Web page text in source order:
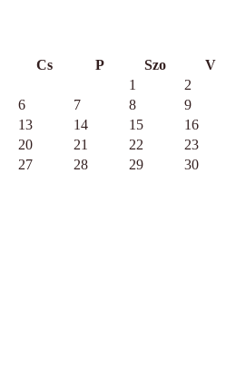
Cs P Szo
V
1
2
6 7 8
9
13 14 15
16
20 21 22
23
27 28 29
30